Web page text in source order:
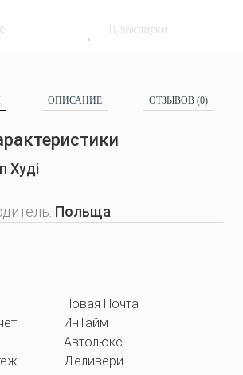
В закладки
ОПИСАНИЕ ОТЗЫВОВ (0)
Худі
Польща
Новая Почта
ИнТайм
Автолюкс
Деливери